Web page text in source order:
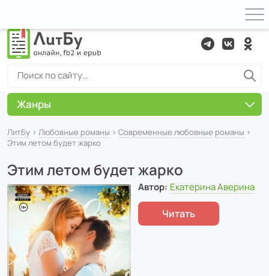
ЛитБу › Любовные романы › Современные любовные романы ›
Этим летом будет жарко
Этим летом будет жарко
Автор: Екатерина Аверина
Читать
Жанры